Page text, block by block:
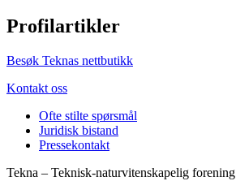
Profilartikler
Besøk Teknas nettbutikk
Kontakt oss
Ofte stilte spørsmål
Juridisk bistand
Pressekontakt
Tekna – Teknisk-naturvitenskapelig forening